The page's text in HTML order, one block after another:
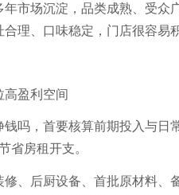
市场沉淀，品类成熟、受
理、口味稳定，门店很容易
高盈利空间
吗，首要核算前期投入与日
省房租开支。
、后厨设备、首批原材料